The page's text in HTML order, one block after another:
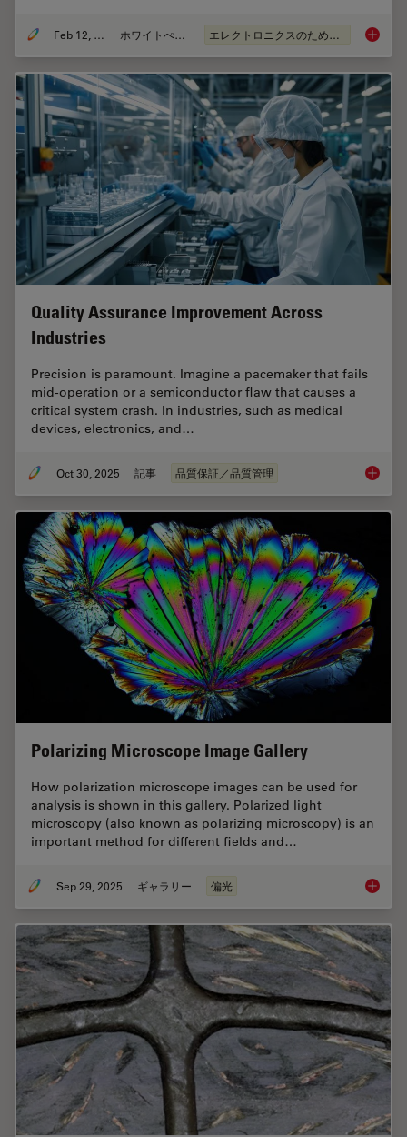
Feb 12, 2026 ホワイトぺーパー エレクトロニクスのための断面解析 Burr
Quality Assurance Improvement Across
Industries
Precision is paramount. Imagine a pacemaker that fails
mid-operation or a semiconductor flaw that causes a
critical system crash. In industries, such as medical
devices, electronics, and…
Oct 30, 2025 記事 品質保証／品質管理 Quality
Polarizing Microscope Image Gallery
How polarization microscope images can be used for
analysis is shown in this gallery. Polarized light
microscopy (also known as polarizing microscopy) is an
important method for different fields and…
Sep 29, 2025 ギャラリー 偏光